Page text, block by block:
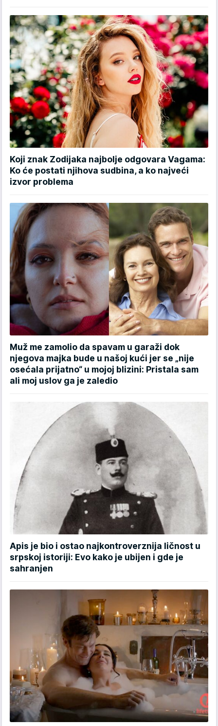
Koji znak Zodijaka najbolje odgovara Vagama:
Ko će postati njihova sudbina, a ko najveći
izvor problema
Muž me zamolio da spavam u garaži dok
njegova majka bude u našoj kući jer se „nije
osećala prijatno“ u mojoj blizini: Pristala sam
ali moj uslov ga je zaledio
Apis je bio i ostao najkontroverznija ličnost u
srpskoj istoriji: Evo kako je ubijen i gde je
sahranjen